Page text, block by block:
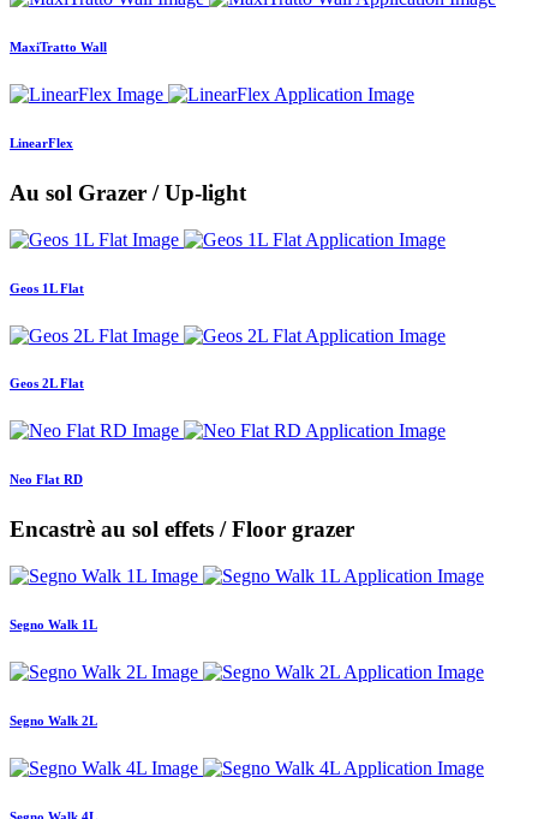
MaxiTratto Wall
LinearFlex
Au sol Grazer / Up-light
Geos 1L Flat
Geos 2L Flat
Neo Flat RD
Encastrè au sol effets / Floor grazer
Segno Walk 1L
Segno Walk 2L